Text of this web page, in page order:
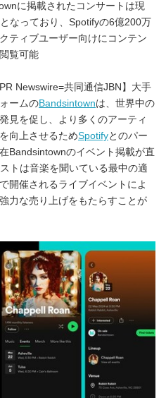
に掲載されたコンサートは現
なっており、Spotifyの6億200万
ティブユーザー向けにコンテン
覧可能
Newswire=共同通信JBN】大手
ームのBandsintownは、世界中の
見を促し、より多くのアーティ
向上させるためSpotifyとのパー
Bandsintownのイベント掲載が直
トは音楽を聞いている最中の適
開催されるライブイベントによ
力な売り上げをもたらすことが